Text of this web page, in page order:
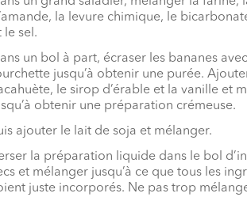
la levure chimique, le
le sel.
un bol à part, écraser les bananes
jusqu’à obtenir une purée.
le sirop d’érable et la vanille et
obtenir une préparation crémeuse.
ajouter le lait de soja et mélanger.
la préparation liquide dans le bol
et mélanger jusqu’à ce que tous les
juste incorporés. Ne pas trop